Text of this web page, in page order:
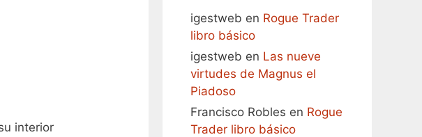
interior
igestweb en Rogue Trader
libro básico
igestweb en Las nueve
virtudes de Magnus el
Piadoso
Francisco Robles en Rogue
Trader libro básico